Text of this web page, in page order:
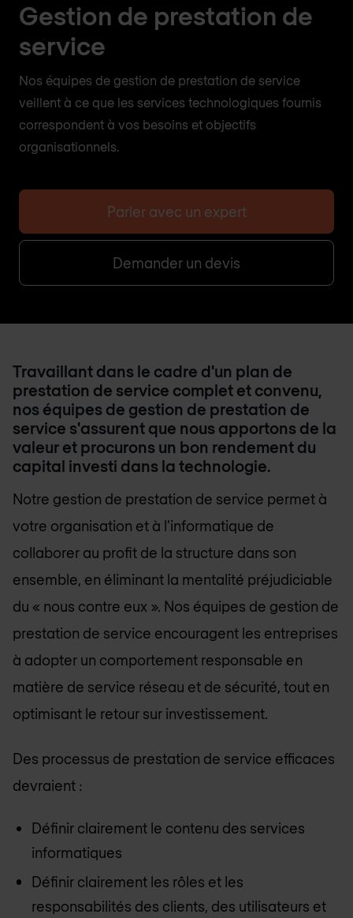
Gestion de prestation de
service
Nos équipes de gestion de prestation de service
veillent à ce que les services technologiques fournis
correspondent à vos besoins et objectifs
organisationnels.
Parler avec un expert
Demander un devis
Travaillant dans le cadre d'un plan de
prestation de service complet et convenu,
nos équipes de gestion de prestation de
service s'assurent que nous apportons de la
valeur et procurons un bon rendement du
capital investi dans la technologie.
Notre gestion de prestation de service permet à
votre organisation et à l'informatique de
collaborer au profit de la structure dans son
ensemble, en éliminant la mentalité préjudiciable
du « nous contre eux ». Nos équipes de gestion de
prestation de service encouragent les entreprises
à adopter un comportement responsable en
matière de service réseau et de sécurité, tout en
optimisant le retour sur investissement.
Des processus de prestation de service efficaces
devraient :
Définir clairement le contenu des services
informatiques
Définir clairement les rôles et les
responsabilités des clients, des utilisateurs et